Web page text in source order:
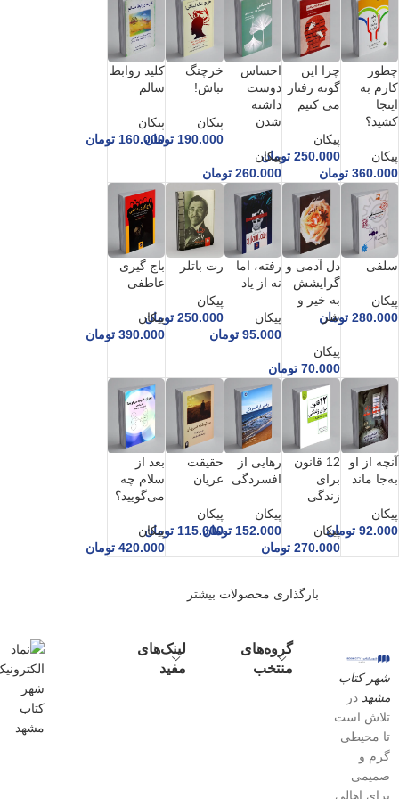
چطور
کارم به
اینجا
کشید؟
پیکان
360.000 تومان
چرا این
گونه رفتار
می کنیم
پیکان
250.000 تومان
احساس
دوست
داشته
شدن
پیکان
260.000 تومان
خرچنگ
نباش!
پیکان
190.000 تومان
کلید روابط
سالم
پیکان
160.000 تومان
سلفی
پیکان
280.000 تومان
دل آدمی و
گرایشش
به خیر و
شر
پیکان
70.000 تومان
رفته، اما
نه از یاد
پیکان
95.000 تومان
رت باتلر
پیکان
250.000 تومان
باج گیری
عاطفی
پیکان
390.000 تومان
آنچه از او
به‌جا ماند
پیکان
92.000 تومان
12 قانون
برای
زندگی
پیکان
270.000 تومان
رهایی از
افسردگی
پیکان
152.000 تومان
حقیقت
عریان
پیکان
115.000 تومان
بعد از
سلام چه
می‌گویید؟
پیکان
420.000 تومان
بارگذاری محصولات بیشتر
شهر کتاب
مشهد در
تلاش است
تا محیطی
گرم و
صمیمی
برای اهالی
گروه‌های
منتخب
لینک‌های
مفید